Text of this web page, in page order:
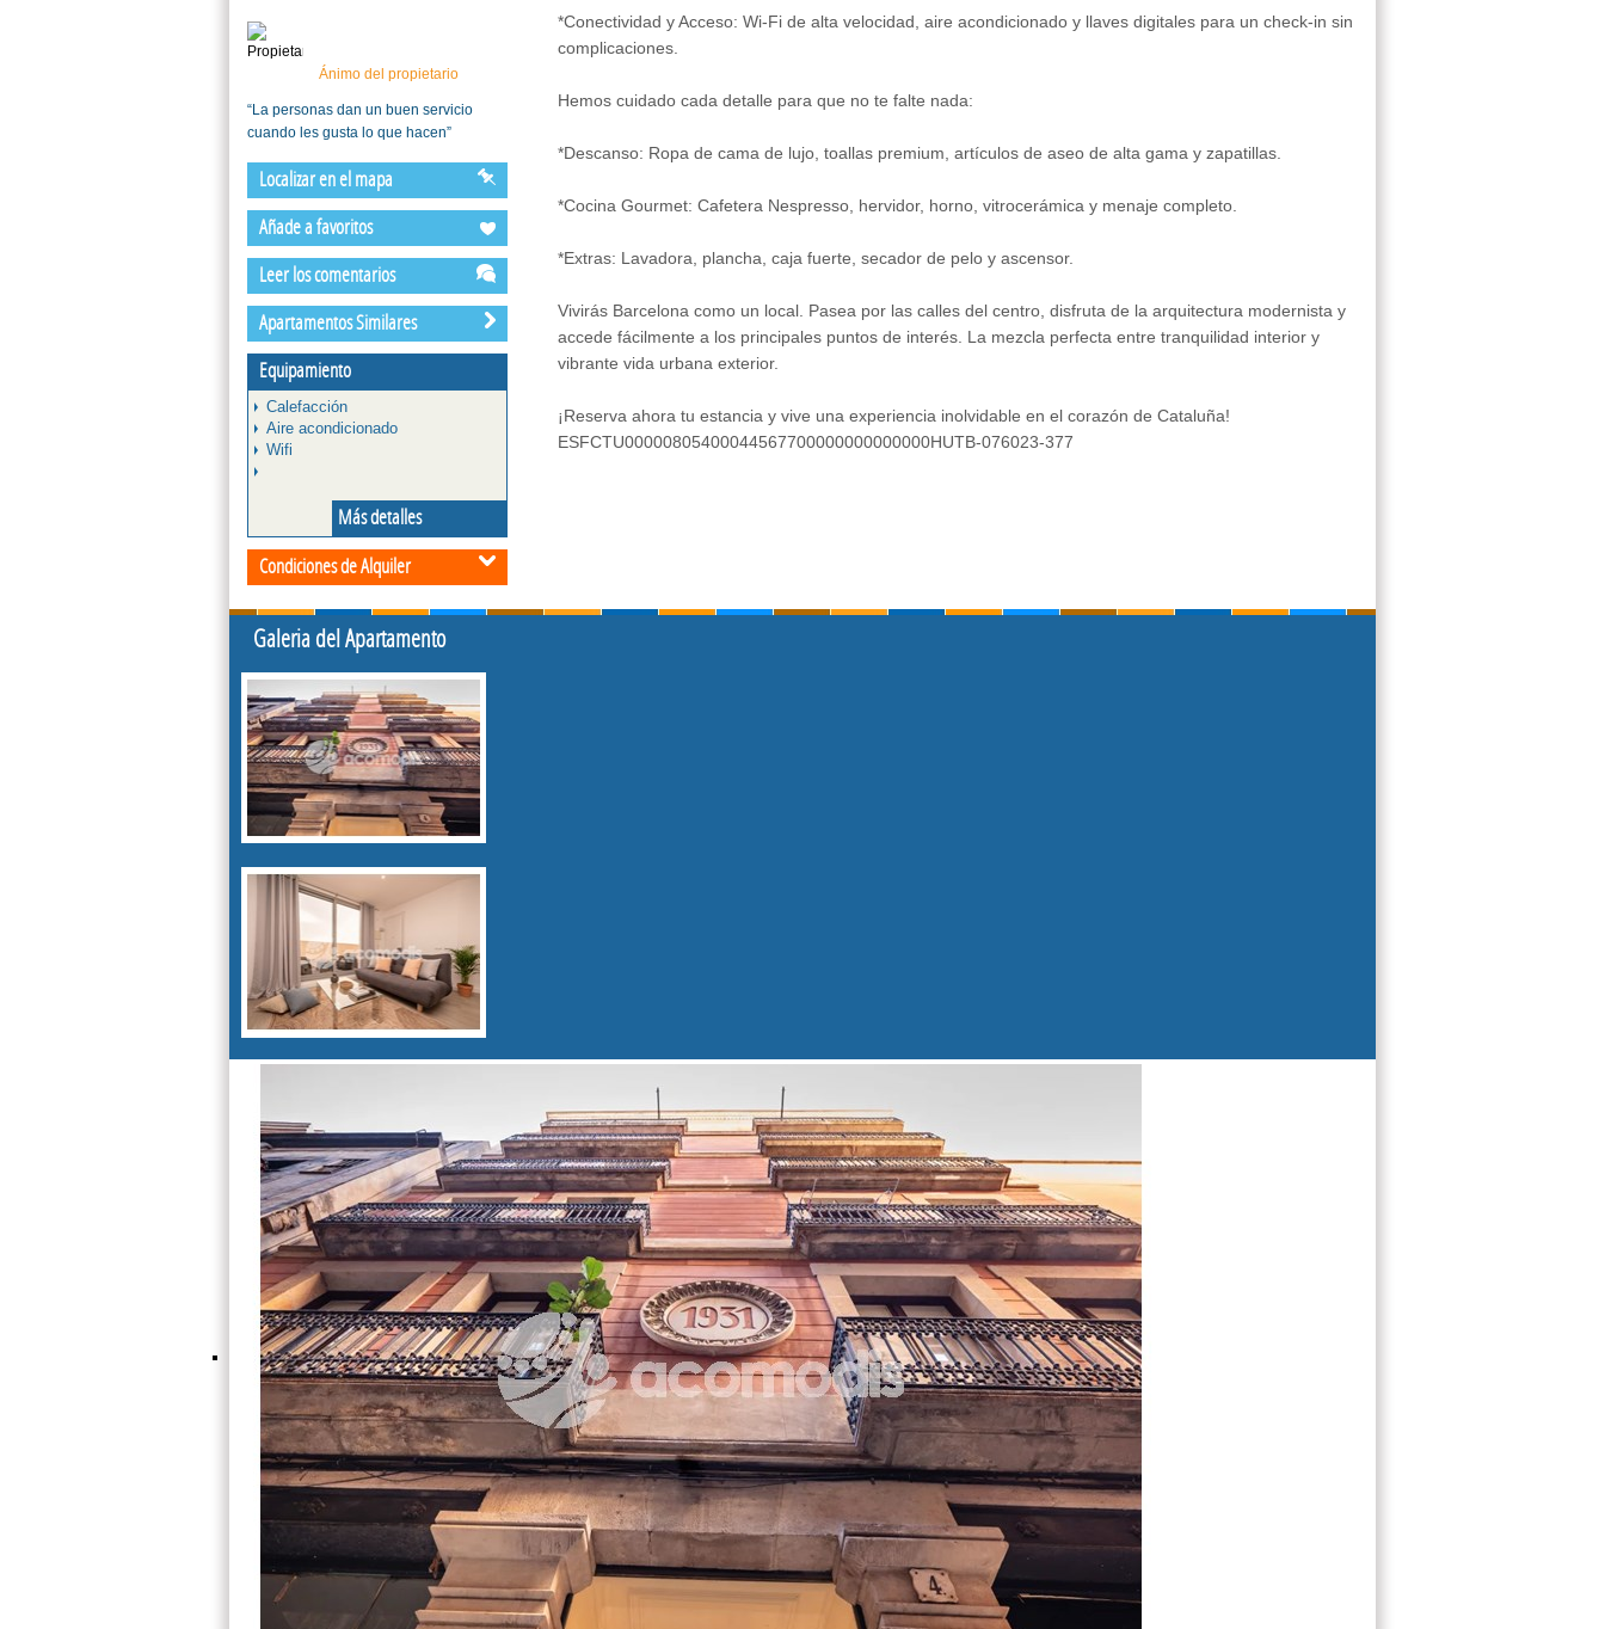
*Conectividad y Acceso: Wi-Fi de alta velocidad, aire acondicionado y llaves digitales para un check-in sin
complicaciones.
Hemos cuidado cada detalle para que no te falte nada:
*Descanso: Ropa de cama de lujo, toallas premium, artículos de aseo de alta gama y zapatillas.
*Cocina Gourmet: Cafetera Nespresso, hervidor, horno, vitrocerámica y menaje completo.
*Extras: Lavadora, plancha, caja fuerte, secador de pelo y ascensor.
Vivirás Barcelona como un local. Pasea por las calles del centro, disfruta de la arquitectura modernista y
accede fácilmente a los principales puntos de interés. La mezcla perfecta entre tranquilidad interior y
vibrante vida urbana exterior.
¡Reserva ahora tu estancia y vive una experiencia inolvidable en el corazón de Cataluña!
ESFCTU00000805400044567700000000000000HUTB-076023-377
Ánimo del propietario
“La personas dan un buen servicio
cuando les gusta lo que hacen”
Localizar en el mapa
Añade a favoritos
Leer los comentarios
Apartamentos Similares
Equipamiento
Calefacción
Aire acondicionado
Wifi
Más detalles
Condiciones de Alquiler
Galeria del Apartamento